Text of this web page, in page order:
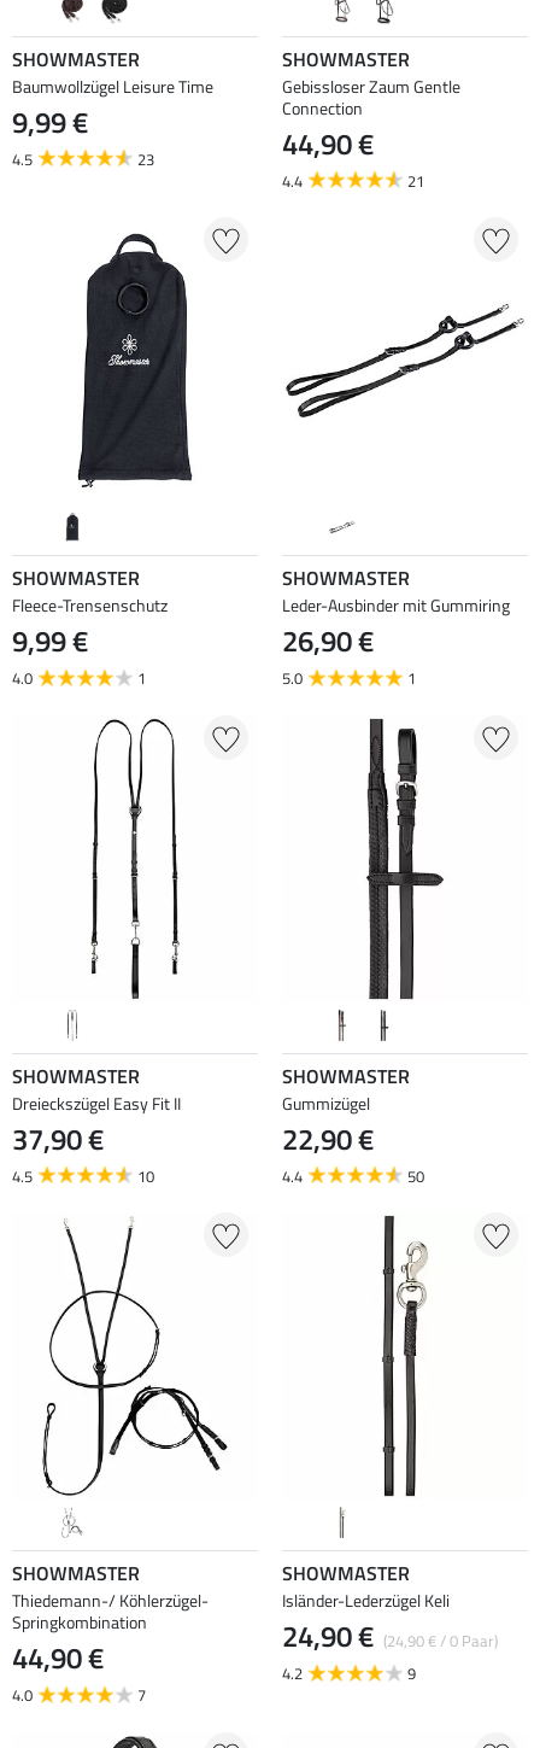
SHOWMASTER
Baumwollzügel Leisure Time
9,99 €
4.5 23
SHOWMASTER
Gebissloser Zaum Gentle
Connection
44,90 €
4.4 21
SHOWMASTER
Fleece-Trensenschutz
9,99 €
4.0 1
SHOWMASTER
Leder-Ausbinder mit Gummiring
26,90 €
5.0 1
SHOWMASTER
Dreieckszügel Easy Fit II
37,90 €
4.5 10
SHOWMASTER
Gummizügel
22,90 €
4.4 50
SHOWMASTER
Thiedemann-/ Köhlerzügel-
Springkombination
44,90 €
4.0 7
SHOWMASTER
Isländer-Lederzügel Keli
24,90 € (24,90 € / 0 Paar)
4.2
9